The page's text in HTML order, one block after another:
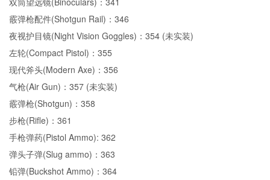
霰弹枪配件(Shotgun Rail)：346
夜视护目镜(Night Vision Goggles)：354 (未实装)
左轮(Compact Pistol)：355
现代斧头(Modern Axe)：356
气枪(Air Gun)：357 (未实装)
霰弹枪(Shotgun)：358
步枪(Rifle)：361
手枪弹药(Pistol Ammo): 362
弹头子弹(Slug ammo)：363
铅弹(Buckshot Ammo)：364